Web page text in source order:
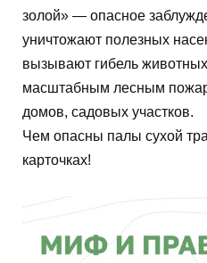
золой» — опасное
уничтожают полезных
вызывают гибель
масштабным лесным
домов, садовых участков.
Чем опасны палы сухой
карточках!